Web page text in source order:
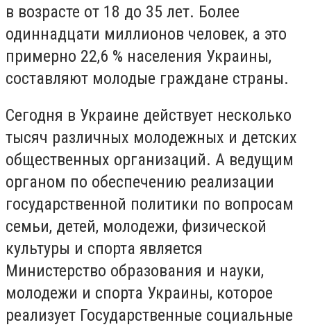
в возрасте от 18 до 35 лет. Более
одиннадцати миллионов человек, а это
примерно 22,6 % населения Украины,
составляют молодые граждане страны.
Сегодня в Украине действует несколько
тысяч различных молодежных и детских
общественных организаций. А ведущим
органом по обеспечению реализации
государственной политики по вопросам
семьи, детей, молодежи, физической
культуры и спорта является
Министерство образования и науки,
молодежи и спорта Украины, которое
реализует Государственные социальные